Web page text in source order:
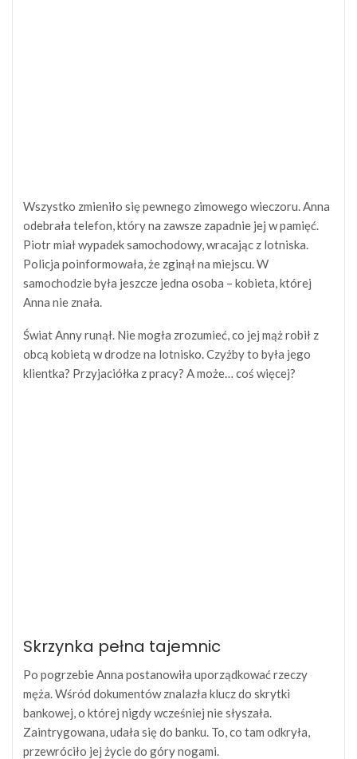
Wszystko zmieniło się pewnego zimowego wieczoru. Anna
odebrała telefon, który na zawsze zapadnie jej w pamięć.
Piotr miał wypadek samochodowy, wracając z lotniska.
Policja poinformowała, że zginął na miejscu. W
samochodzie była jeszcze jedna osoba – kobieta, której
Anna nie znała.
Świat Anny runął. Nie mogła zrozumieć, co jej mąż robił z
obcą kobietą w drodze na lotnisko. Czyżby to była jego
klientka? Przyjaciółka z pracy? A może… coś więcej?
Skrzynka pełna tajemnic
Po pogrzebie Anna postanowiła uporządkować rzeczy
męża. Wśród dokumentów znalazła klucz do skrytki
bankowej, o której nigdy wcześniej nie słyszała.
Zaintrygowana, udała się do banku. To, co tam odkryła,
przewróciło jej życie do góry nogami.